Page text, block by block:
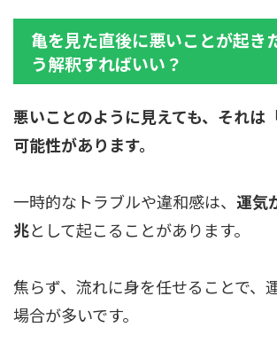
亀を見た直後に悪いことが起き
う解釈すればいい？
悪いことのように見えても、それは
可能性があります。
一時的なトラブルや違和感は、 運気
兆として起こることがあります。
焦らず、流れに身を任せることで、
場合が多いです。